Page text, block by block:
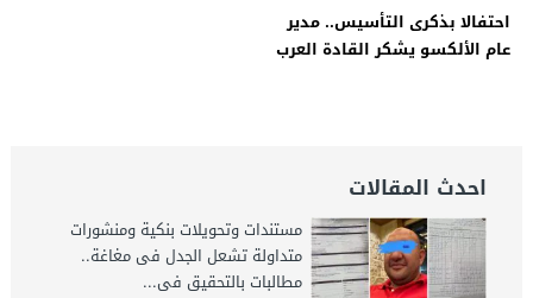
احتفالا بذكرى التأسيس.. مدير
عام الألكسو يشكر القادة العرب
احدث المقالات
مستندات وتحويلات بنكية ومنشورات
متداولة تشعل الجدل فى مغاغة..
مطالبات بالتحقيق فى...